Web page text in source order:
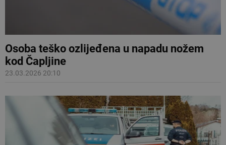
Osoba teško ozlijeđena u napadu nožem
kod Čapljine
23.03.2026 20:10